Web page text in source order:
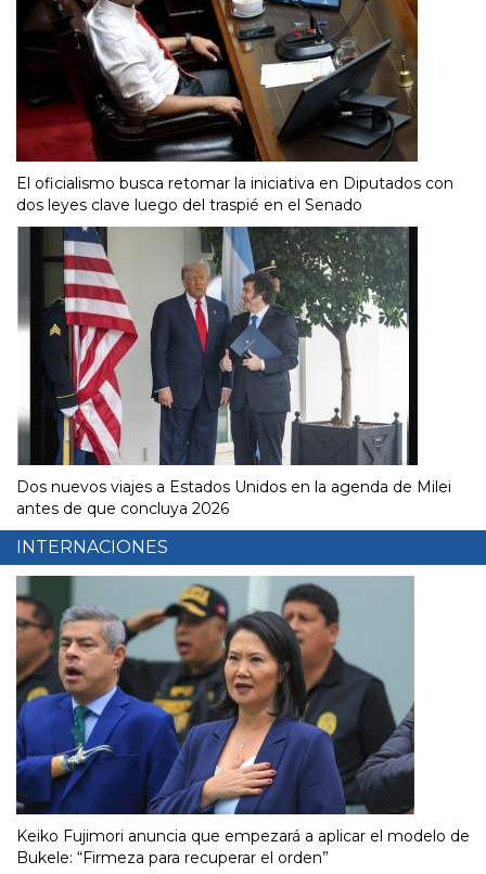
El oficialismo busca retomar la iniciativa en Diputados con
dos leyes clave luego del traspié en el Senado
Dos nuevos viajes a Estados Unidos en la agenda de Milei
antes de que concluya 2026
INTERNACIONES
Keiko Fujimori anuncia que empezará a aplicar el modelo de
Bukele: “Firmeza para recuperar el orden”